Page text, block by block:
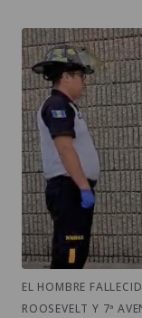
EL HOMBRE
ROOSEVELT Y 7ª